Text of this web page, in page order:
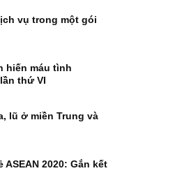
vụ trong một gói
hiến máu tình
thứ VI
lũ ở miền Trung và
2020: Gắn kết